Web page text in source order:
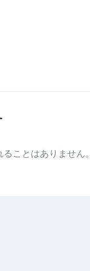
ことはありません。